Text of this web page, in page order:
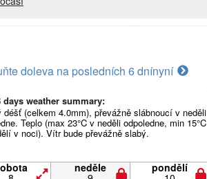
doleva na posledních 6 dnínyní
days weather summary:
déšť (celkem 4.0mm), převážně slábnoucí v neděli
Teplo (max 23°C v neděli odpoledne, min 15°C
v noci). Vítr bude převážně slabý.
neděle pondělí